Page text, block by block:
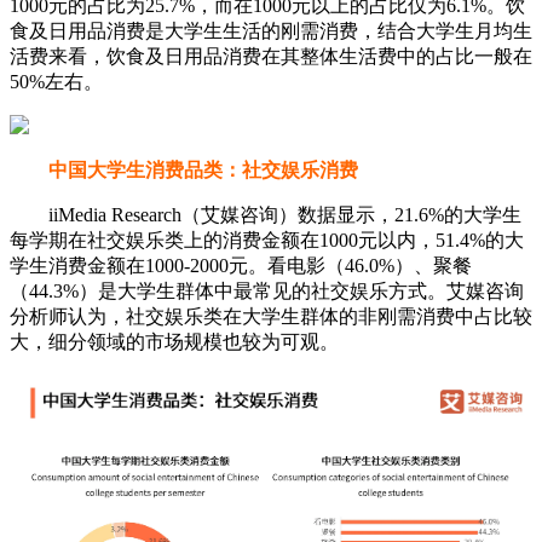
1000元的占比为25.7%，而在1000元以上的占比仅为6.1%。饮
食及日用品消费是大学生生活的刚需消费，结合大学生月均生
活费来看，饮食及日用品消费在其整体生活费中的占比一般在
50%左右。
中国大学生消费品类：社交娱乐消费
iiMedia Research（艾媒咨询）数据显示，21.6%的大学生
每学期在社交娱乐类上的消费金额在1000元以内，51.4%的大
学生消费金额在1000-2000元。看电影（46.0%）、聚餐
（44.3%）是大学生群体中最常见的社交娱乐方式。艾媒咨询
分析师认为，社交娱乐类在大学生群体的非刚需消费中占比较
大，细分领域的市场规模也较为可观。